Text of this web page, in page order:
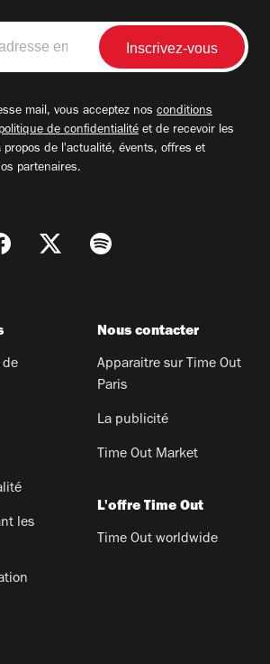
mail, vous acceptez nos conditions
politique de confidentialité et de recevoir les
propos de l'actualité, évents, offres et
partenaires.
de
les
Nous contacter
Apparaitre sur Time Out
Paris
La publicité
Time Out Market
L'offre Time Out
Time Out worldwide